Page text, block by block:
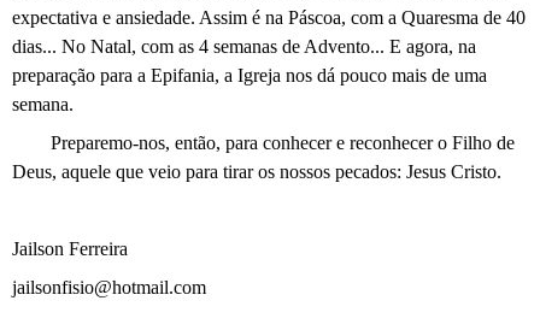
expectativa e ansiedade. Assim é na Páscoa, com a Quaresma de 40
dias... No Natal, com as 4 semanas de Advento... E agora, na
preparação para a Epifania, a Igreja nos dá pouco mais de uma
semana.
Preparemo-nos, então, para conhecer e reconhecer o Filho de
Deus, aquele que veio para tirar os nossos pecados: Jesus Cristo.
Jailson Ferreira
jailsonfisio@hotmail.com